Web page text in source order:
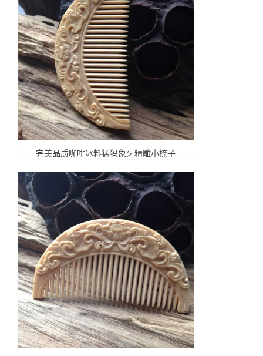
完美品质咖啡冰料猛犸象牙精雕小梳子